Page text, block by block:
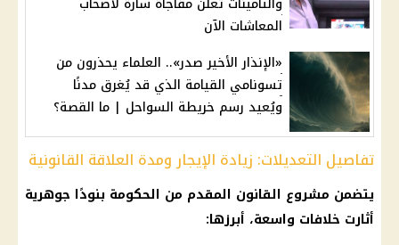
المعاشات الآن
«الإنذار الأخير صدر».. العلماء يحذرون من
تسونامي القيامة الذي قد يُغرق مدنًا
ويُعيد رسم خريطة السواحل | ما القصة؟
تفاصيل التعديلات: زيادة الإيجار ومدة العلاقة القانونية
يتضمن مشروع القانون المقدم من الحكومة بنودًا جوهرية
أثارت خلافات واسعة، أبرزها: